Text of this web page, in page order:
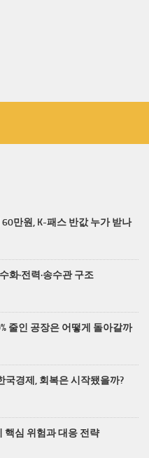
만원, K-패스 반값 누가 받나
화·전력·송수관 구조
줄인 공장은 어떻게 돌아갈까
국경제, 회복은 시작됐을까?
핵심 위험과 대응 전략